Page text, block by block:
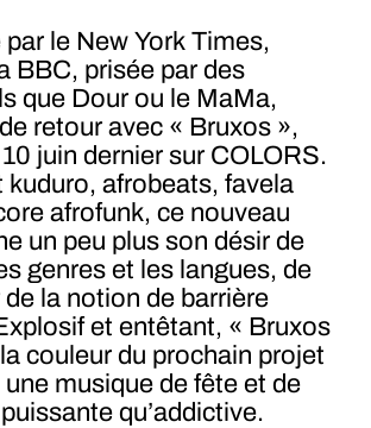
le New York Times,
BBC, prisée par des
que Dour ou le MaMa,
retour avec « Bruxos »,
juin dernier sur COLORS.
kuduro, afrobeats, favela
afrofunk, ce nouveau
un peu plus son désir de
genres et les langues, de
de la notion de barrière
et entêtant, « Bruxos
couleur du prochain projet
musique de fête et de
qu’addictive.